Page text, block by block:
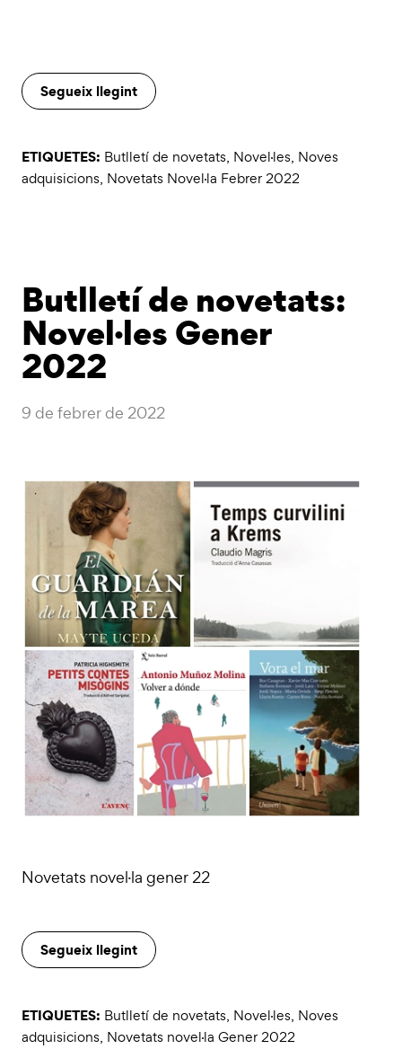
Segueix llegint
ETIQUETES: Butlletí de novetats, Novel·les, Noves
adquisicions, Novetats Novel·la Febrer 2022
Butlletí de novetats:
Novel·les Gener
2022
9 de febrer de 2022
Novetats novel·la gener 22
Segueix llegint
ETIQUETES: Butlletí de novetats, Novel·les, Noves
adquisicions, Novetats novel·la Gener 2022